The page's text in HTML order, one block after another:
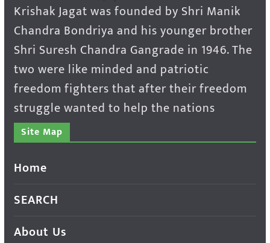
Krishak Jagat was founded by Shri Manik
Chandra Bondriya and his younger brother
Shri Suresh Chandra Gangrade in 1946. The
two were like minded and patriotic
freedom fighters that after their freedom
struggle wanted to help the nations
Site Map
Home
SEARCH
About Us